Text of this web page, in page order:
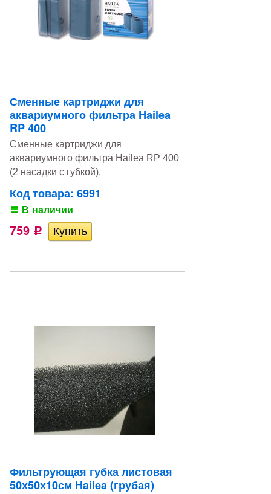
Сменные картриджи для
аквариумного фильтра Hailea
RP 400
Сменные картриджи для
аквариумного фильтра Hailea RP 400
(2 насадки с губкой).
Код товара: 6991
В наличии
759 Р
Фильтрующая губка листовая
50х50х10см Hailea (грубая)